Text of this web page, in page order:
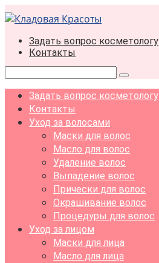
Перейти
к
контентуЗадать вопрос косметологу
Контакты
Поиск:
Задать вопрос косметологу
Контакты
Уход за волосами
Маски для волос
Масло для волос
Удаление волос
Выпадение волос
Прически для волос
Окрашивание волос
Процедуры для волос
Уход за лицом
Маски для лица
Масло для лица